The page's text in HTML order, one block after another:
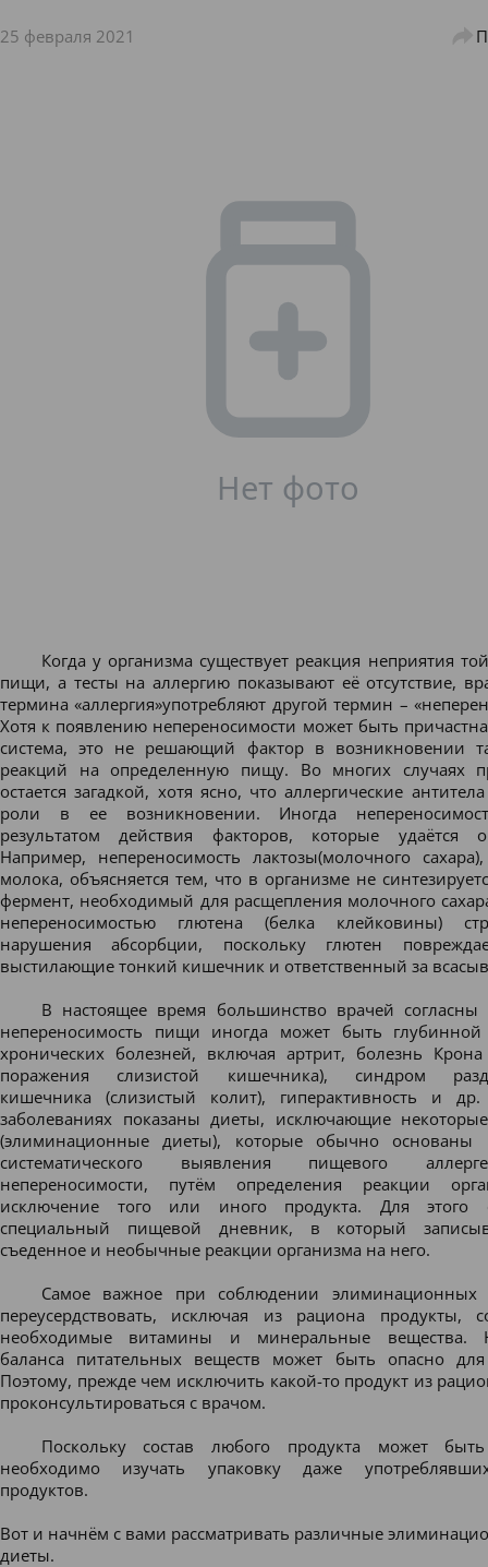
25 февраля 2021
Когда у организма существует реакция неприятия
пищи, а тесты на аллергию показывают её отсутствие,
термина «аллергия»употребляют другой термин – «непере
Хотя к появлению непереносимости может быть
система, это не решающий фактор в возникновении
реакций на определенную пищу. Во многих случаях
остается загадкой, хотя ясно, что аллергические
роли в ее возникновении. Иногда
результатом действия факторов, которые удаётся
Например, непереносимость лактозы(молочного
молока, объясняется тем, что в организме не
фермент, необходимый для расщепления молочного
непереносимостью глютена (белка клейковины)
нарушения абсорбции, поскольку глютен
выстилающие тонкий кишечник и ответственный за
В настоящее время большинство врачей
непереносимость пищи иногда может быть
хронических болезней, включая артрит, болезнь
поражения слизистой кишечника), синдром
кишечника (слизистый колит), гиперактивность и
заболеваниях показаны диеты, исключающие
(элиминационные диеты), которые обычно основаны
систематического выявления пищевого
непереносимости, путём определения реакции
исключение того или иного продукта. Для этого
специальный пищевой дневник, в который
съеденное и необычные реакции организма на него.
Самое важное при соблюдении
переусердствовать, исключая из рациона продукты,
необходимые витамины и минеральные вещества.
баланса питательных веществ может быть опасно для
Поэтому, прежде чем исключить какой-то продукт из
проконсультироваться с врачом.
Поскольку состав любого продукта может
необходимо изучать упаковку даже
продуктов.
Вот и начнём с вами рассматривать различные
диеты.